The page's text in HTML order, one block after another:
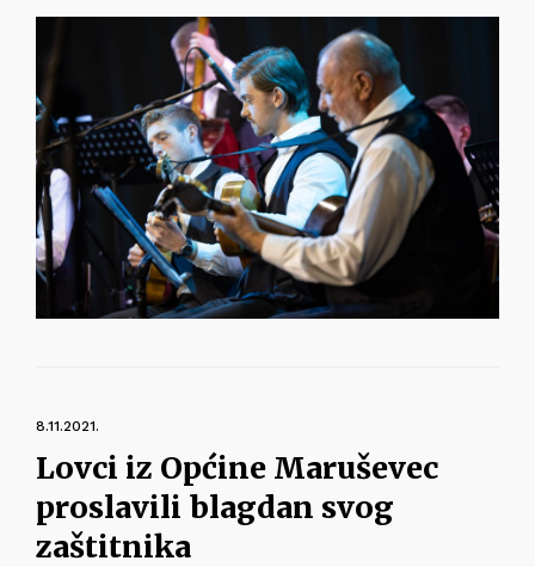
8.11.2021.
Lovci iz Općine Maruševec
proslavili blagdan svog
zaštitnika